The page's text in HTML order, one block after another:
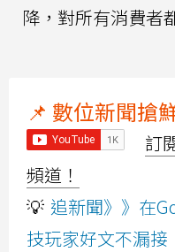
降，對所有消費者
📌 數位新聞搶
訂
頻道！
💡 追新聞》》在
技玩家好文不漏接